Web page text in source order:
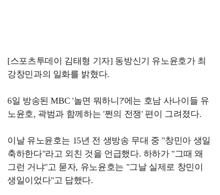
[스포츠투데이 김태형 기자] 동방신기 유노윤호가 최
강창민과의 일화를 밝혔다.
6일 방송된 MBC '놀면 뭐하니?'에는 호남 사나이들 유
노윤호, 곽범과 함께하는 '쩐의 전쟁' 편이 그려졌다.
이날 유노윤호는 15년 전 생방송 무대 중 "창민아 생일
축하한다"라고 외친 것을 언급했다. 하하가 "그때 왜
그런 거냐"고 묻자, 유노윤호는 "그날 실제로 창민이
생일이었다"고 답했다.